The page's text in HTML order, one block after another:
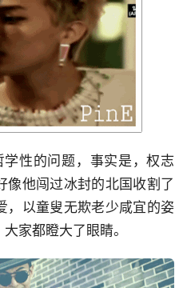
性的问题，事实是，权志
像他闯过冰封的北国收割了
，以童叟无欺老少咸宜的姿
家都瞪大了眼睛。